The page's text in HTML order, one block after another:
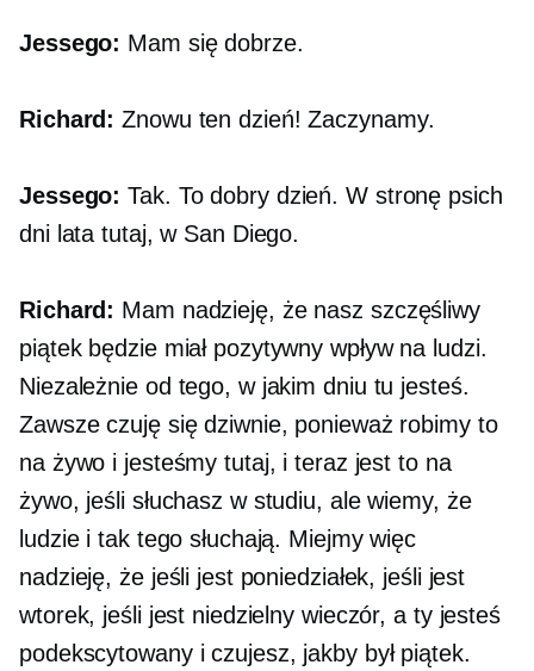
Jessego: Mam się dobrze.
Richard: Znowu ten dzień! Zaczynamy.
Jessego: Tak. To dobry dzień. W stronę psich
dni lata tutaj, w San Diego.
Richard: Mam nadzieję, że nasz szczęśliwy
piątek będzie miał pozytywny wpływ na ludzi.
Niezależnie od tego, w jakim dniu tu jesteś.
Zawsze czuję się dziwnie, ponieważ robimy to
na żywo i jesteśmy tutaj, i teraz jest to na
żywo, jeśli słuchasz w studiu, ale wiemy, że
ludzie i tak tego słuchają. Miejmy więc
nadzieję, że jeśli jest poniedziałek, jeśli jest
wtorek, jeśli jest niedzielny wieczór, a ty jesteś
podekscytowany i czujesz, jakby był piątek.